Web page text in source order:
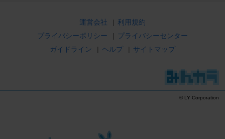
運営会社 | 利用規約
プライバシーポリシー
| プライバシーセンター
ガイドライン
| ヘルプ | サイトマップ
© LY Corporation